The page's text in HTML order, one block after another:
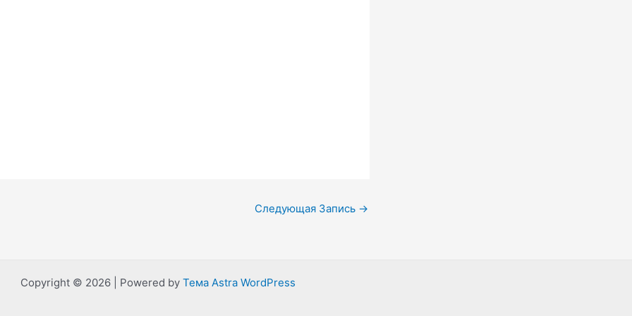
Следующая Запись →
Copyright © 2026 | Powered by Тема Astra WordPress